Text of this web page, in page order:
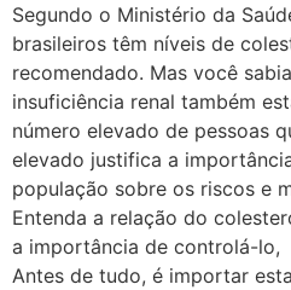
Segundo o Ministério da
brasileiros têm níveis de
recomendado. Mas você
insuficiência renal também
número elevado de pessoas
elevado justifica a
população sobre os riscos e
Entenda a relação do
a importância de controlá-
Antes de tudo, é importar